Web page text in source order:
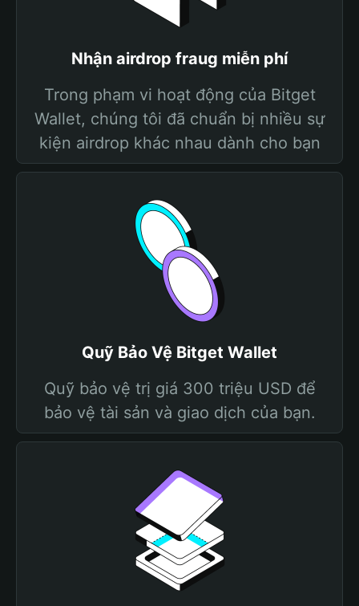
Nhận airdrop fraug miễn phí
Trong phạm vi hoạt động của Bitget
Wallet, chúng tôi đã chuẩn bị nhiều sự
kiện airdrop khác nhau dành cho bạn
Quỹ Bảo Vệ Bitget Wallet
Quỹ bảo vệ trị giá 300 triệu USD để
bảo vệ tài sản và giao dịch của bạn.